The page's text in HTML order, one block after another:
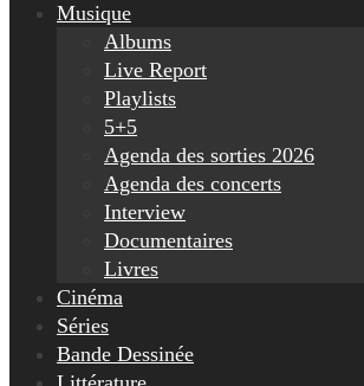
Musique
Albums
Live Report
Playlists
5+5
Agenda des sorties 2026
Agenda des concerts
Interview
Documentaires
Livres
Cinéma
Séries
Bande Dessinée